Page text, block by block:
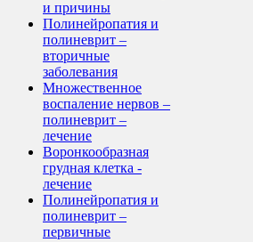
и причины
Полинейропатия и
полиневрит –
вторичные
заболевания
Множественное
воспаление нервов –
полиневрит –
лечение
Воронкообразная
грудная клетка -
лечение
Полинейропатия и
полиневрит –
первичные